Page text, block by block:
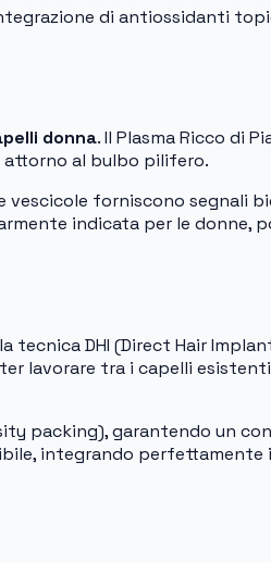
di antiossidanti
donna. Il Plasma Ricco di
attorno al bulbo pilifero.
forniscono segnali
indicata per le donne,
tecnica DHI (Direct Hair
lavorare tra i capelli
packing), garantendo un
integrando perfettamente